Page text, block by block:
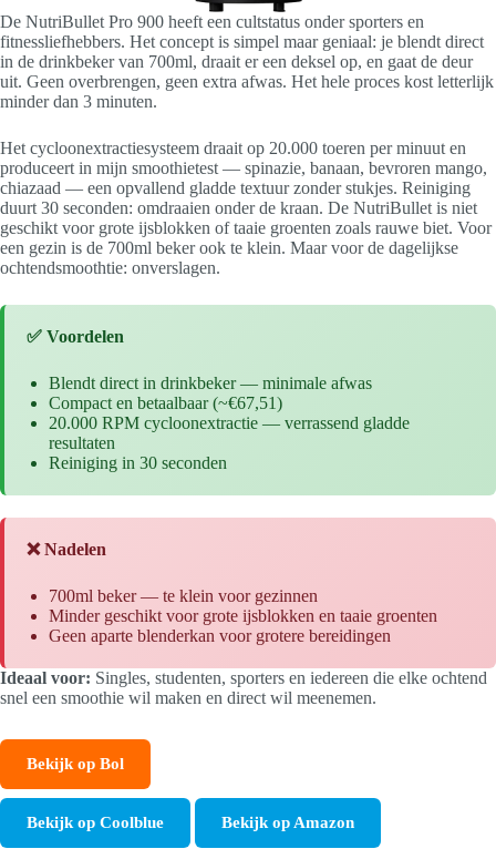
De NutriBullet Pro 900 heeft een cultstatus onder sporters en
fitnessliefhebbers. Het concept is simpel maar geniaal: je blendt direct
in de drinkbeker van 700ml, draait er een deksel op, en gaat de deur
uit. Geen overbrengen, geen extra afwas. Het hele proces kost letterlijk
minder dan 3 minuten.
Het cycloonextractiesysteem draait op 20.000 toeren per minuut en
produceert in mijn smoothietest — spinazie, banaan, bevroren mango,
chiazaad — een opvallend gladde textuur zonder stukjes. Reiniging
duurt 30 seconden: omdraaien onder de kraan. De NutriBullet is niet
geschikt voor grote ijsblokken of taaie groenten zoals rauwe biet. Voor
een gezin is de 700ml beker ook te klein. Maar voor de dagelijkse
ochtendsmoothtie: onverslagen.
✅ Voordelen
Blendt direct in drinkbeker — minimale afwas
Compact en betaalbaar (~€67,51)
20.000 RPM cycloonextractie — verrassend gladde
resultaten
Reiniging in 30 seconden
❌ Nadelen
700ml beker — te klein voor gezinnen
Minder geschikt voor grote ijsblokken en taaie groenten
Geen aparte blenderkan voor grotere bereidingen
Ideaal voor: Singles, studenten, sporters en iedereen die elke ochtend
snel een smoothie wil maken en direct wil meenemen.
Bekijk op Bol
Bekijk op Coolblue Bekijk op Amazon